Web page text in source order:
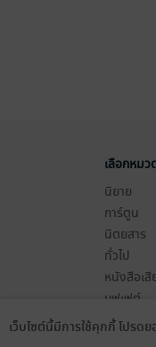
เลือกหม
นิยาย
การ์ตูน
นิตยสาร
ทั่วไป
หนังสือเสี
บุฟเฟต์
เว็บไซต์นี้มีการใช้คุกกี้ โปร